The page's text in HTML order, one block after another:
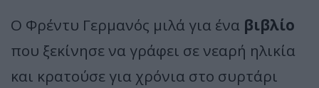
Ο Φρέντυ Γερμανός μιλά για ένα βιβλίο
που ξεκίνησε να γράφει σε νεαρή ηλικία
και κρατούσε για χρόνια στο συρτάρι